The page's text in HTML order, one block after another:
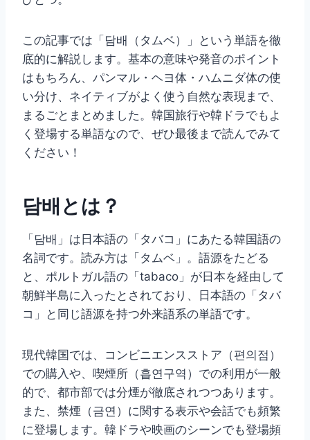
この記事では「담배（タムベ）」という単語を徹
底的に解説します。基本の意味や発音のポイント
はもちろん、パンマル・ヘヨ体・ハムニダ体の使
い分け、ネイティブがよく使う自然な表現まで、
まるごとまとめました。韓国旅行や韓ドラでもよ
く登場する単語なので、ぜひ最後まで読んでみて
ください！
담배とは？
「담배」は日本語の「タバコ」にあたる韓国語の
名詞です。読み方は「タムベ」。語源をたどる
と、ポルトガル語の「tabaco」が日本を経由して
朝鮮半島に入ったとされており、日本語の「タバ
コ」と同じ語源を持つ外来語系の単語です。
現代韓国では、コンビニエンスストア（편의점）
での購入や、喫煙所（흡연구역）での利用が一般
的で、都市部では分煙が徹底されつつあります。
また、禁煙（금연）に関する表示や会話でも頻繁
に登場します。韓ドラや映画のシーンでも登場頻